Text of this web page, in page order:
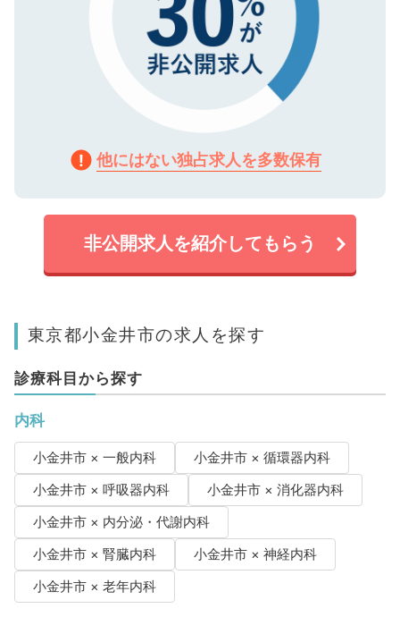
他にはない独占求人を多数保有
非公開求人を紹介してもらう
東京都小金井市の求人を探す
診療科目から探す
内科
小金井市 × 一般内科
小金井市 × 循環器内科
小金井市 × 呼吸器内科
小金井市 × 消化器内科
小金井市 × 内分泌・代謝内科
小金井市 × 腎臓内科
小金井市 × 神経内科
小金井市 × 老年内科